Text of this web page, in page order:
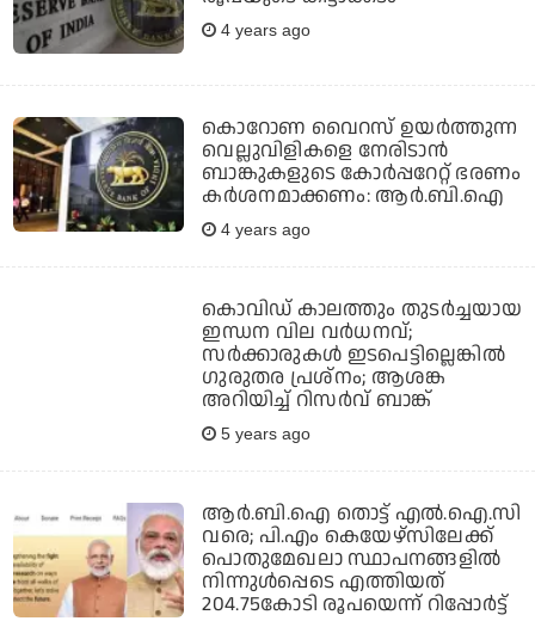
4 years ago
കൊറോണ വൈറസ് ഉയര്‍ത്തുന്ന
വെല്ലുവിളികളെ നേരിടാന്‍
ബാങ്കുകളുടെ കോര്‍പ്പറേറ്റ് ഭരണം
കര്‍ശനമാക്കണം: ആര്‍.ബി.ഐ
4 years ago
കൊവിഡ് കാലത്തും തുടര്‍ച്ചയായ
ഇന്ധന വില വര്‍ധനവ്;
സര്‍ക്കാരുകള്‍ ഇടപെട്ടില്ലെങ്കില്‍
ഗുരുതര പ്രശ്‌നം; ആശങ്ക
അറിയിച്ച് റിസര്‍വ് ബാങ്ക്
5 years ago
ആര്‍.ബി.ഐ തൊട്ട് എല്‍.ഐ.സി
വരെ; പി.എം കെയേഴ്‌സിലേക്ക്
പൊതുമേഖലാ സ്ഥാപനങ്ങളില്‍
നിന്നുള്‍പ്പെടെ എത്തിയത്
204.75കോടി രൂപയെന്ന് റിപ്പോര്‍ട്ട്